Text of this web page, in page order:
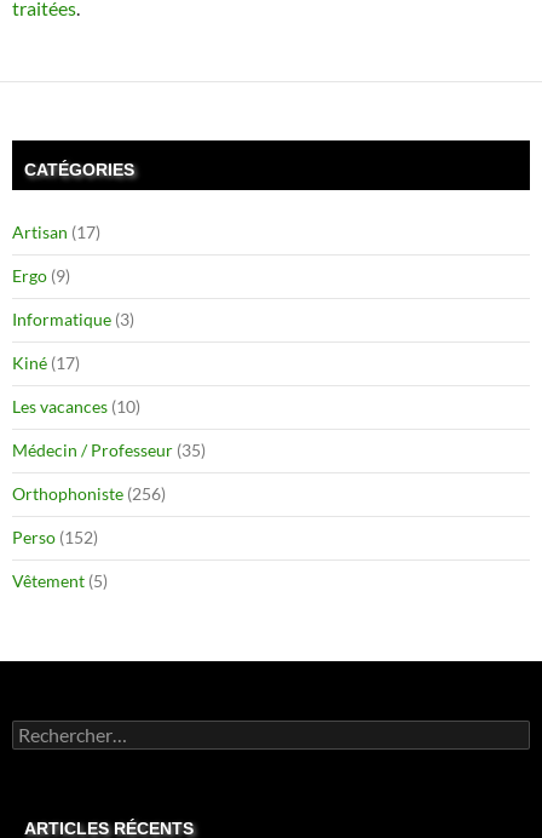
traitées
CATÉGORIES
Artisan (17)
Ergo (9)
Informatique (3)
Kiné (17)
Les vacances (10)
Médecin / Professeur (35)
Orthophoniste (256)
Perso (152)
Vêtement (5)
Rechercher :
ARTICLES RÉCENTS